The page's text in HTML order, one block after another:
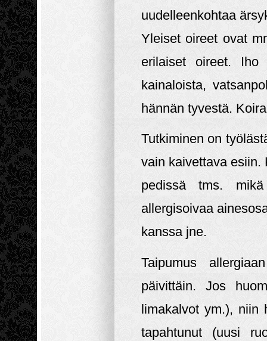
uudelleenkohtaa
Yleiset oireet ovat
erilaiset oireet. Iho
kainaloista,
hännän tyvestä.
Tutkiminen on
vain kaivettava esiin.
pedissä tms.
allergisoivaa
kanssa jne.
Taipumus
päivittäin. Jos
limakalvot ym.), niin
tapahtunut (uusi